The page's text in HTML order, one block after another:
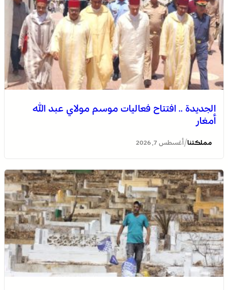
الجديدة .. افتتاح فعاليات موسم مولاي عبد الله
أمغار
مملكتنا/ أغسطس 7, 2026
وادي زم .. مبادرة تطوعية لشباب المدينة تعيد الاعتبار لمقبرة
الشهداء بعد الحريق